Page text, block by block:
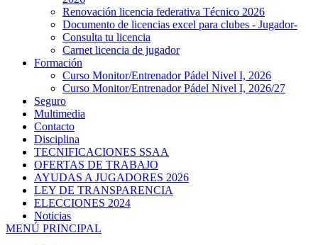
Renovación licencia federativa Técnico 2026
Documento de licencias excel para clubes - Jugador-
Consulta tu licencia
Carnet licencia de jugador
Formación
Curso Monitor/Entrenador Pádel Nivel I, 2026
Curso Monitor/Entrenador Pádel Nivel I, 2026/27
Seguro
Multimedia
Contacto
Disciplina
TECNIFICACIONES SSAA
OFERTAS DE TRABAJO
AYUDAS A JUGADORES 2026
LEY DE TRANSPARENCIA
ELECCIONES 2024
Noticias
MENÚ PRINCIPAL